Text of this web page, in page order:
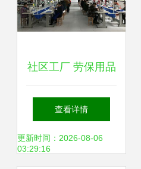
社区工厂 劳保用品
生产开辟就近扶贫
新路径
查看详情
更新时间：2026-08-06
03:29:16